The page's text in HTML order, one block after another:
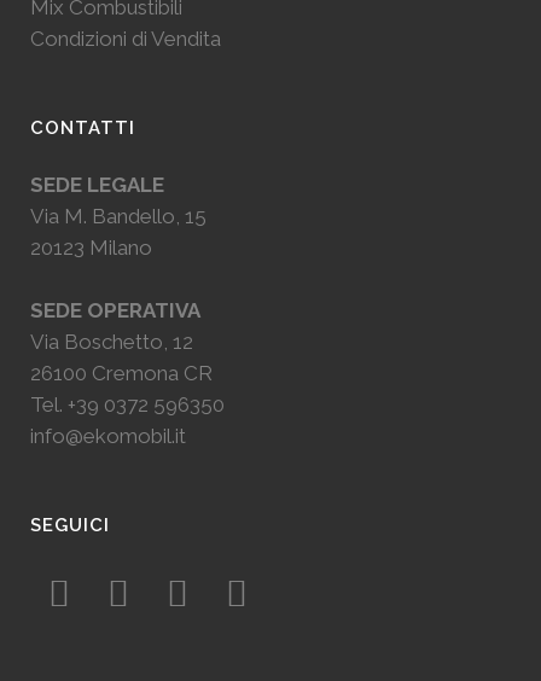
Mix Combustibili
Condizioni di Vendita
CONTATTI
SEDE LEGALE
Via M. Bandello, 15
20123 Milano
SEDE OPERATIVA
Via Boschetto, 12
26100 Cremona CR
Tel. +39 0372 596350
info@ekomobil.it
SEGUICI